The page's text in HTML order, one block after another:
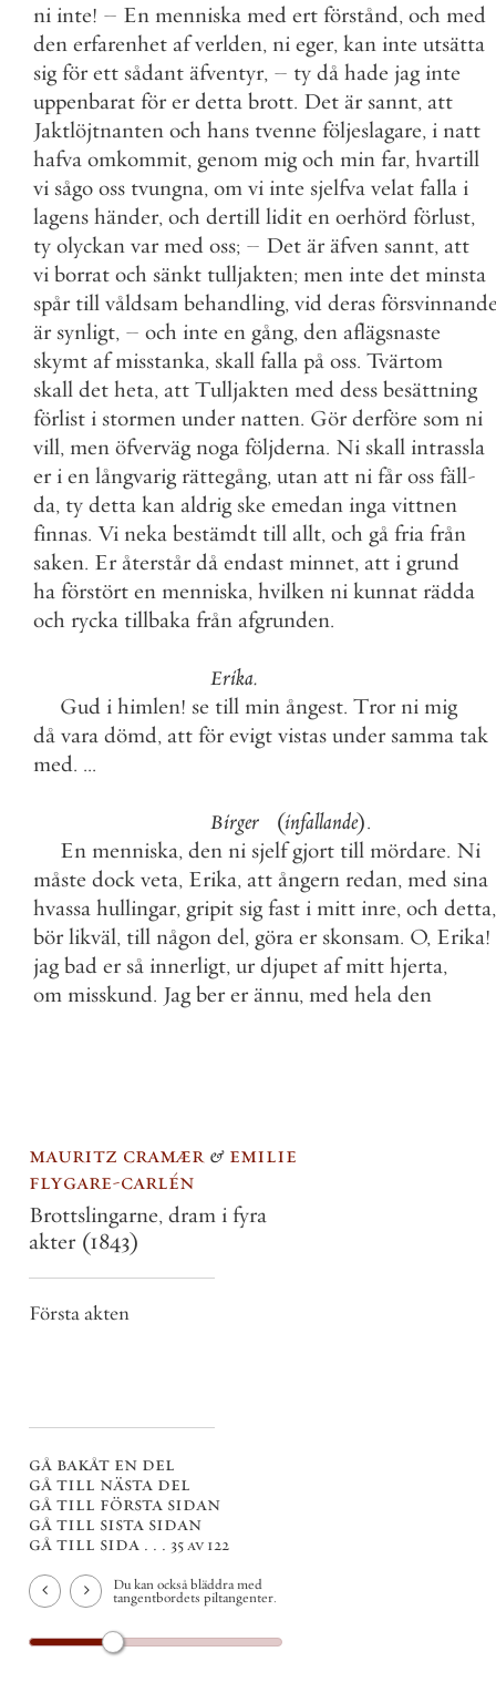
ni inte! – En menniska med ert förstånd, och med
den erfarenhet af verlden, ni eger, kan inte utsätta
sig för ett sådant äfventyr, – ty då hade jag inte
uppenbarat för er detta brott. Det är sannt, att
Jaktlöjtnanten och hans tvenne följeslagare, i natt
hafva omkommit, genom mig och min far, hvartill
vi sågo oss tvungna, om vi inte sjelfva velat falla i
lagens händer, och dertill lidit en oerhörd förlust,
ty olyckan var med oss; – Det är äfven sannt, att
vi borrat och sänkt tulljakten; men inte det minsta
spår till våldsam behandling, vid deras
är synligt, – och inte en gång, den aflägsnaste
skymt af misstanka, skall falla på oss. Tvärtom
skall det heta, att Tulljakten med dess besättning
förlist i stormen under natten. Gör derföre som ni
vill, men öfverväg noga följderna. Ni skall intrassla
er i en långvarig rättegång, utan att ni får oss fäll-
da, ty detta kan aldrig ske emedan inga vittnen
finnas. Vi neka bestämdt till allt, och gå fria från
saken. Er återstår då endast minnet, att i grund
ha förstört en menniska, hvilken ni kunnat rädda
och rycka tillbaka från afgrunden.
Erika.
Gud i himlen! se till min ångest. Tror ni mig
då vara dömd, att för evigt vistas under samma tak
med. ...
Birger (infallande).
En menniska, den ni sjelf gjort till mördare. Ni
måste dock veta, Erika, att ångern redan, med sina
hvassa hullingar, gripit sig fast i mitt inre, och detta,
bör likväl, till någon del, göra er skonsam. O, Erika!
jag bad er så innerligt, ur djupet af mitt hjerta,
om misskund. Jag ber er ännu, med hela den
mauritz cramær & emilie
flygare-carlén
Brottslingarne, dram i fyra
akter (1843)
Första akten
gå bakåt en del
gå till nästa del
gå till första sidan
gå till sista sidan
gå till sida . . . 35 av 122
Du kan också bläddra med
tangentbordets piltangenter.